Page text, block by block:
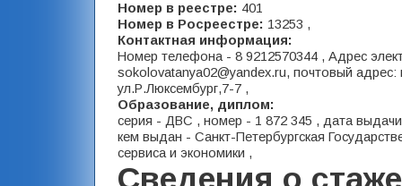
Номер в реестре: 401
Номер в Росреестре: 13253 ,
Контактная информация:
Номер телефона - 8 9212570344 , Адрес
sokolovatanya02@yandex.ru, почтовый адрес:
ул.Р.Люксембург,7-7 ,
Образование, диплом:
серия - ДВС , номер - 1 872 345 , дата
кем выдан - Санкт-Петербургская
сервиса и экономики ,